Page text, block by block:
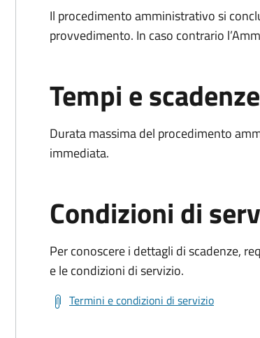
Il procedimento amministrativo si
provvedimento. In caso contrario
Tempi e scadenze
Durata massima del procedimento
immediata.
Condizioni di
Per conoscere i dettagli di scadenze,
e le condizioni di servizio.
Termini e condizioni di servizio